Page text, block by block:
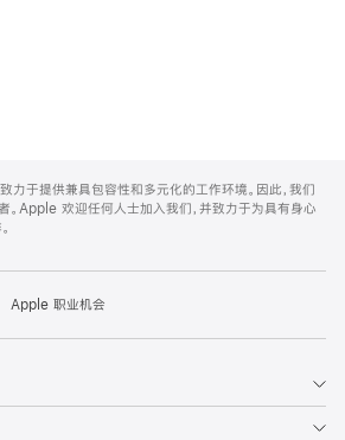
力于提供兼具包容性和多元化的工作环境。因此，我们
。Apple 欢迎任何人士加入我们，并致力于为具有身心
Apple 职业机会